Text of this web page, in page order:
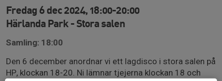
Fredag 6 dec 2024, 18:00-20:00
Härlanda Park - Stora salen
Samling: 18:00
Den 6 december anordnar vi ett lagdisco i stora salen på
HP, klockan 18-20. Ni lämnar tjejerna klockan 18 och